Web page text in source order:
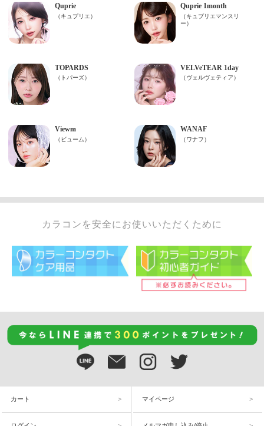
カラコンを安全にお使いいただくために
カート マイページ